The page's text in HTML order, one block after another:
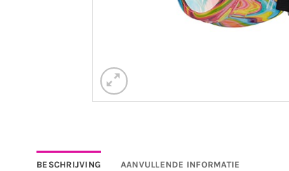
BESCHRIJVING AANVULLENDE INFORMATIE